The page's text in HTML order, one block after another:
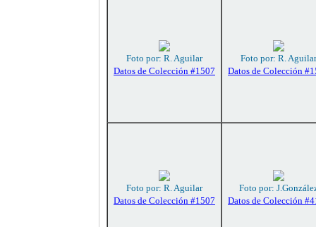
Foto por: R. Aguilar
Datos de Colección #1507
Foto por: R. Aguilar
Datos de Colección
Foto por: R. Aguilar
Datos de Colección #1507
Foto por:
Datos de Colección